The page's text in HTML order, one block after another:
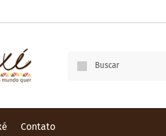
Contato